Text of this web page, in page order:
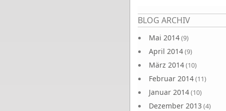
BLOG ARCHIV
Mai 2014(9)
April 2014(9)
März 2014(10)
Februar 2014(11)
Januar 2014(10)
Dezember 2013 (4)
Seiten